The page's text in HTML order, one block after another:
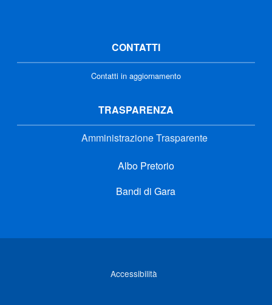
CONTATTI
Contatti in aggiornamento
TRASPARENZA
Amministrazione Trasparente
Albo Pretorio
Bandi di Gara
Accessibilità